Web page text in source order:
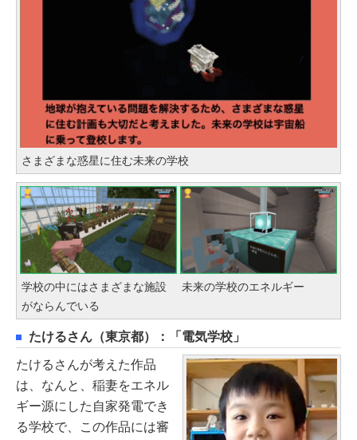
さまざまな惑星に住む未来の学校
学校の中にはさまざまな施設
がならんでいる
未来の学校のエネルギー
たけるさん（東京都）：「電気学校」
たけるさんが考えた作品
は、なんと、稲妻をエネル
ギー源にした自家発電でき
る学校で、この作品には審